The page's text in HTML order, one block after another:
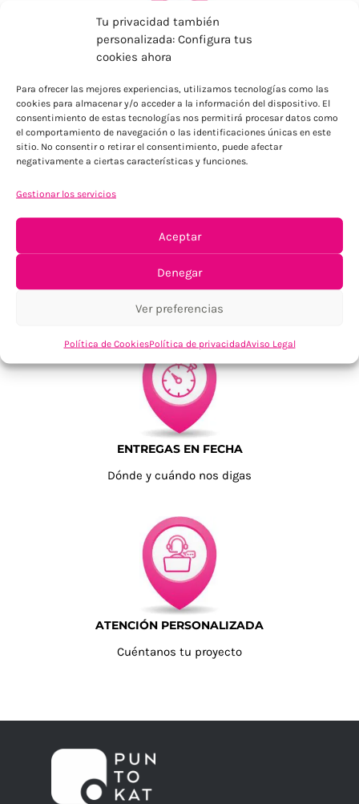
Tu privacidad también
personalizada: Configura tus
cookies ahora
Para ofrecer las mejores experiencias, utilizamos tecnologías como las
cookies para almacenar y/o acceder a la información del dispositivo. El
consentimiento de estas tecnologías nos permitirá procesar datos como
el comportamiento de navegación o las identificaciones únicas en este
sitio. No consentir o retirar el consentimiento, puede afectar
negativamente a ciertas características y funciones.
Gestionar los servicios
Aceptar
Denegar
Ver preferencias
Política de CookiesPolítica de privacidadAviso Legal
ENVÍOS ECONÓMICOS
Para Península, resto consultar
TU SATISFACCIÓN = LA NUESTRA
ENTREGAS EN FECHA
Dónde y cuándo nos digas
ATENCIÓN PERSONALIZADA
Cuéntanos tu proyecto